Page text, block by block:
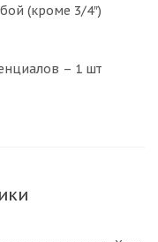
(кроме 3/4″)
– 1 шт